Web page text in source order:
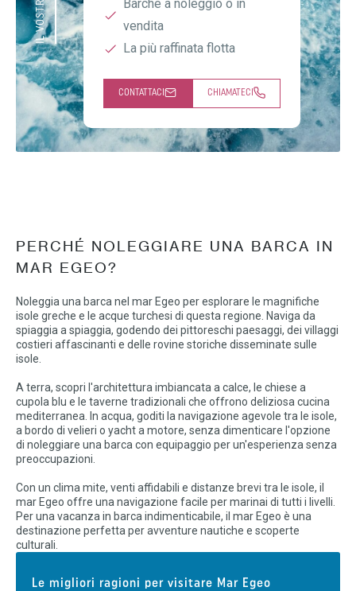
Barche a noleggio o in
vendita
La più raffinata flotta
CONTATTACI CHIAMATECI
PERCHÉ NOLEGGIARE UNA BARCA IN
MAR EGEO?
Noleggia una barca nel mar Egeo per esplorare le magnifiche
isole greche e le acque turchesi di questa regione. Naviga da
spiaggia a spiaggia, godendo dei pittoreschi paesaggi, dei villaggi
costieri affascinanti e delle rovine storiche disseminate sulle
isole.
A terra, scopri l'architettura imbiancata a calce, le chiese a
cupola blu e le taverne tradizionali che offrono deliziosa cucina
mediterranea. In acqua, goditi la navigazione agevole tra le isole,
a bordo di velieri o yacht a motore, senza dimenticare l'opzione
di noleggiare una barca con equipaggio per un'esperienza senza
preoccupazioni.
Con un clima mite, venti affidabili e distanze brevi tra le isole, il
mar Egeo offre una navigazione facile per marinai di tutti i livelli.
Per una vacanza in barca indimenticabile, il mar Egeo è una
destinazione perfetta per avventure nautiche e scoperte
culturali.
Le migliori ragioni per visitare Mar Egeo